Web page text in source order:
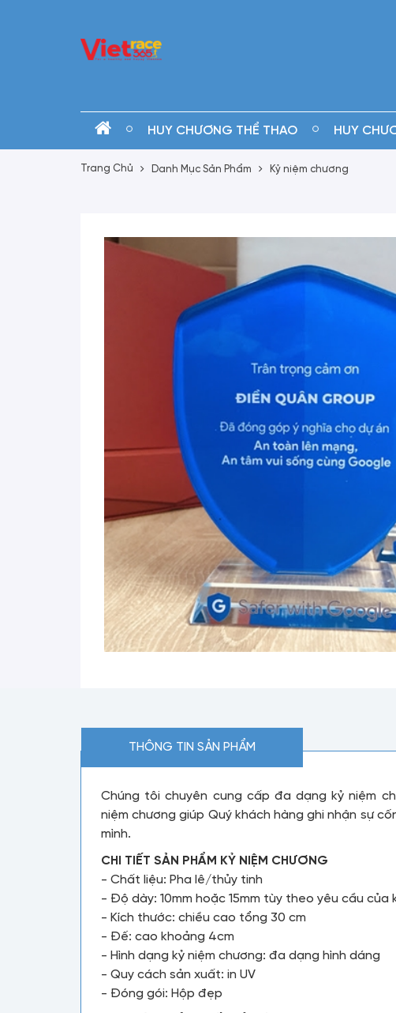
HUY CHƯƠNG THỂ THAO HUY
Trang Chủ Danh Mục Sản Phẩm Kỷ niệm chương
THÔNG TIN SẢN PHẨM
Chúng tôi chuyên cung cấp đa dạng kỷ niệm
niệm chương giúp Quý khách hàng ghi nhận sự
mình.
CHI TIẾT SẢN PHẨM KỶ NIỆM CHƯƠNG
- Chất liệu: Pha lê/thủy tinh
- Độ dày: 10mm hoặc 15mm tùy theo yêu cầu của
- Kích thước: chiều cao tổng 30 cm
- Đế: cao khoảng 4cm
- Hình dạng kỷ niệm chương: đa dạng hình dáng
- Quy cách sản xuất: in UV
- Đóng gói: Hộp đẹp